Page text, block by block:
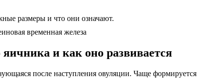
размеры и что они означают.
яичника и как оно развивается
после наступления овуляции. Чаще